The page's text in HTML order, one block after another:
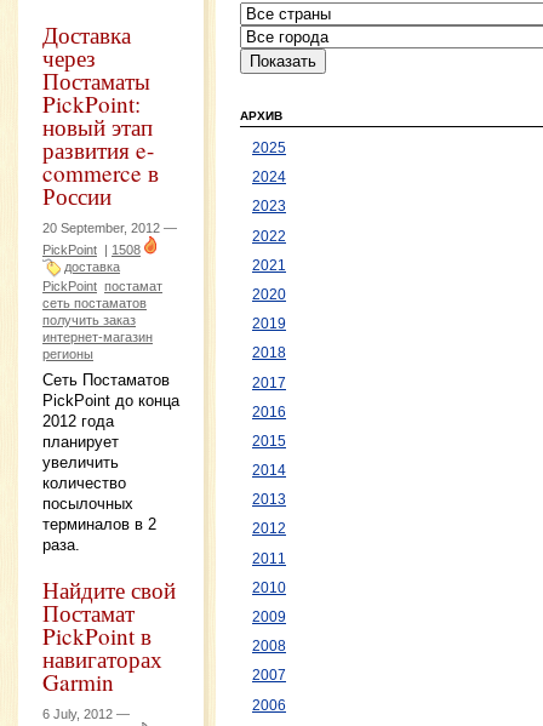
Доставка
через
Постаматы
PickPoint:
новый этап
развития e-
commerce в
России
20 September, 2012 —
PickPoint | 1508
доставка
PickPoint постамат
сеть постаматов
получить заказ
интернет-магазин
регионы
Сеть Постаматов
PickPoint до конца
2012 года
планирует
увеличить
количество
посылочных
терминалов в 2
раза.
Найдите свой
Постамат
PickPoint в
навигаторах
Garmin
6 July, 2012 —
АРХИВ
2025
2024
2023
2022
2021
2020
2019
2018
2017
2016
2015
2014
2013
2012
2011
2010
2009
2008
2007
2006